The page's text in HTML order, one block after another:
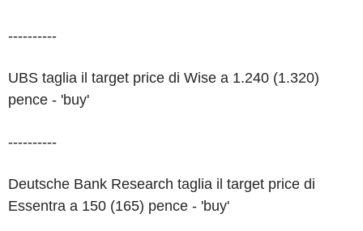
----------
UBS taglia il target price di Wise a 1.240 (1.320)
pence - 'buy'
----------
Deutsche Bank Research taglia il target price di
Essentra a 150 (165) pence - 'buy'